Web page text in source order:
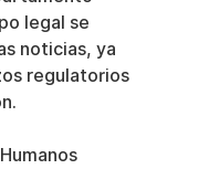
legal se
noticias, ya
regulatorios